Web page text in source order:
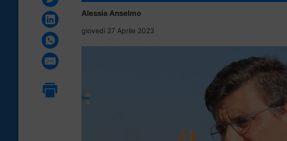
Alessia Anselmo
giovedì 27 Aprile 2023